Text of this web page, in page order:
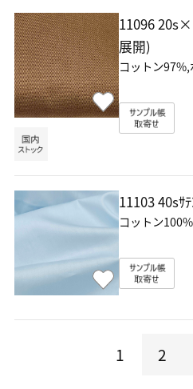
11096
展開)
コットン
11103 40sｻ
コットン100%
1 2